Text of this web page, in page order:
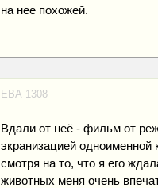
на нее похожей.
ЕВА 1308
Вдали от неё - фильм от
экранизацией одноименной
смотря на то, что я его
животных меня очень